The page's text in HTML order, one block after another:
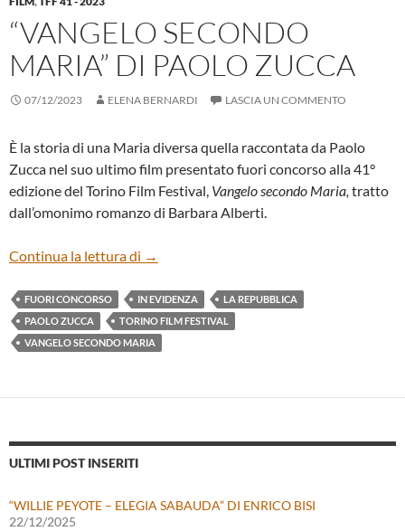
“VANGELO SECONDO
MARIA” DI PAOLO ZUCCA
07/12/2023 ELENA BERNARDI LASCIA UN COMMENTO
È la storia di una Maria diversa quella raccontata da Paolo
Zucca nel suo ultimo film presentato fuori concorso alla 41°
edizione del Torino Film Festival, Vangelo secondo Maria, tratto
dall’omonimo romanzo di Barbara Alberti.
Continua la lettura di “VANGELO SECONDO MARIA” DI
→
FUORI CONCORSO IN EVIDENZA
LA REPUBBLICA
PAOLO ZUCCA
TORINO FILM FESTIVAL
VANGELO SECONDO MARIA
ULTIMI POST INSERITI
“WILLIE PEYOTE – ELEGIA SABAUDA” DI ENRICO BISI
22/12/2025